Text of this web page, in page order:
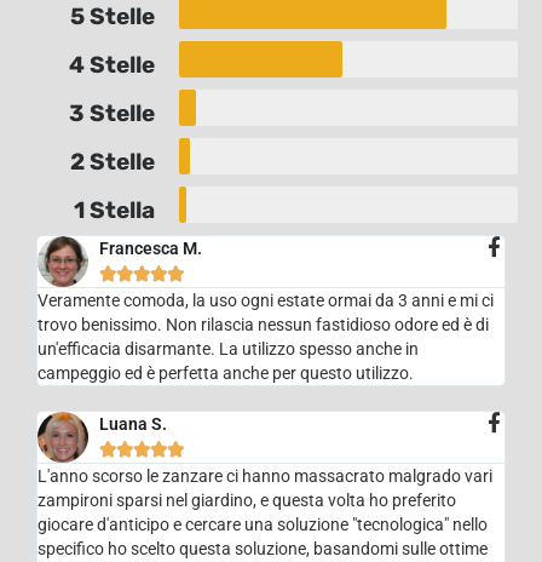
5 Stelle
4 Stelle
3 Stelle
2 Stelle
1 Stella
Francesca M.

Veramente comoda, la uso ogni estate ormai da 3 anni e mi ci
trovo benissimo. Non rilascia nessun fastidioso odore ed è di
un'efficacia disarmante. La utilizzo spesso anche in
campeggio ed è perfetta anche per questo utilizzo.
Luana S.

L'anno scorso le zanzare ci hanno massacrato malgrado vari
zampironi sparsi nel giardino, e questa volta ho preferito
giocare d'anticipo e cercare una soluzione "tecnologica" nello
specifico ho scelto questa soluzione, basandomi sulle ottime